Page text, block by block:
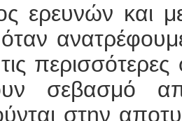
ερευνών και
σεβασμό
στην